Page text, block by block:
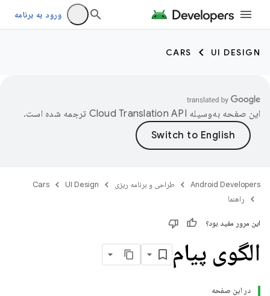
ورود به برنامه
UI DESIGN
CARS
این صفحه به‌وسیله ترجمه شده است.
Android Developers طراحی و برنامه ریزی UI Design
Cars
راهنما
این مرور مفید بود؟
الگوی پیام
در این صفحه